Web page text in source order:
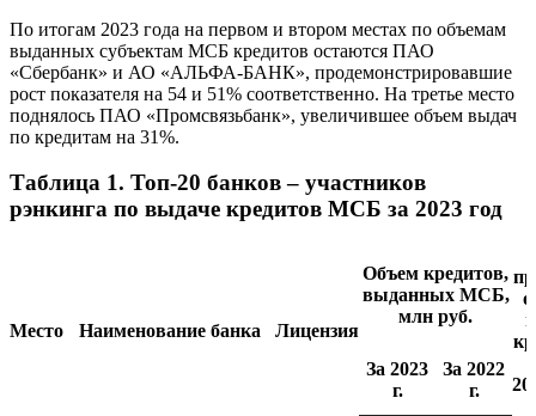
По итогам 2023 года на первом и втором местах по объемам
выданных субъектам МСБ кредитов остаются ПАО
«Сбербанк» и АО «АЛЬФА-БАНК», продемонстрировавшие
рост показателя на 54 и 51% соответственно. На третье место
поднялось ПАО «Промсвязьбанк», увеличившее объем выдач
по кредитам на 31%.
Таблица 1. Топ-20 банков – участников
рэнкинга по выдаче кредитов МСБ за 2023 год
Место Наименование банка Лицензия
Объем кредитов,
выданных МСБ,
млн руб.
За 2023
г.
За 2022
г.